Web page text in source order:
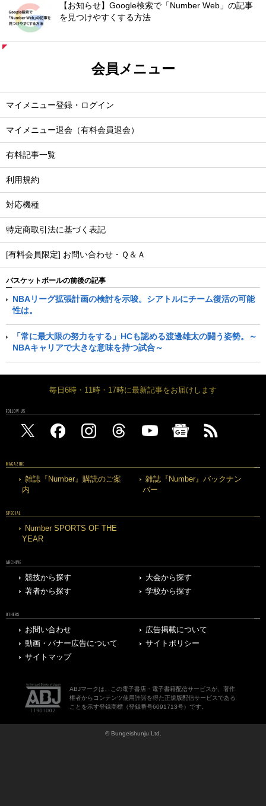
【お知らせ】Google検索で「Number Web」の記事
を見つけやすくする方法
会員メニュー
マイメニュー登録・ログイン
マイメニュー退会（有料会員退会）
有料記事一覧
利用規約
対応機種
特定商取引法に基づく表記
[有料会員限定] お問い合わせ・Ｑ＆Ａ
バスケットボールの前後の記事
NBAリーグ拡張計画の検討を示唆。シアトルにチーム復活の可能
性は。
「常に最大限の努力をする」HCも認める渡邊雄太の闘う姿勢。～
NBAキャリアで大きな意味を持つ試合～
毎日6時・11時・17時に最新記事をお届けします
FOLLOW US
MAGAZINE
雑誌『Number』購読のご案
内
雑誌『Number』バックナン
バー
SPECIAL
Number SPORTS OF THE
YEAR
ARCHIVE
競技から探す
大会から探す
著者から探す
学校から探す
OTHERS
お問い合わせ
広告掲載について
動画・バナー広告について
サイトポリシー
サイトマップ
ABJマークは、この電子書店・電子書籍配信サービスが、著作
権者からコンテンツ使用許諾を得た正規版配信サービスである
ことを示す登録商標（登録番号6091713号）です。
© Bungeishunju Ltd.